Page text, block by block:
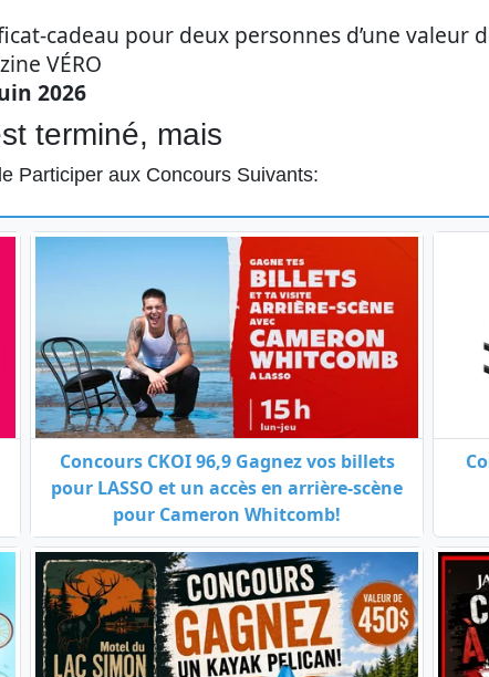
cadeau pour deux personnes d’une valeur
VÉRO
2026
terminé, mais
Participer aux Concours Suivants:
Concours CKOI 96,9 Gagnez vos billets
pour LASSO et un accès en arrière-scène
pour Cameron Whitcomb!